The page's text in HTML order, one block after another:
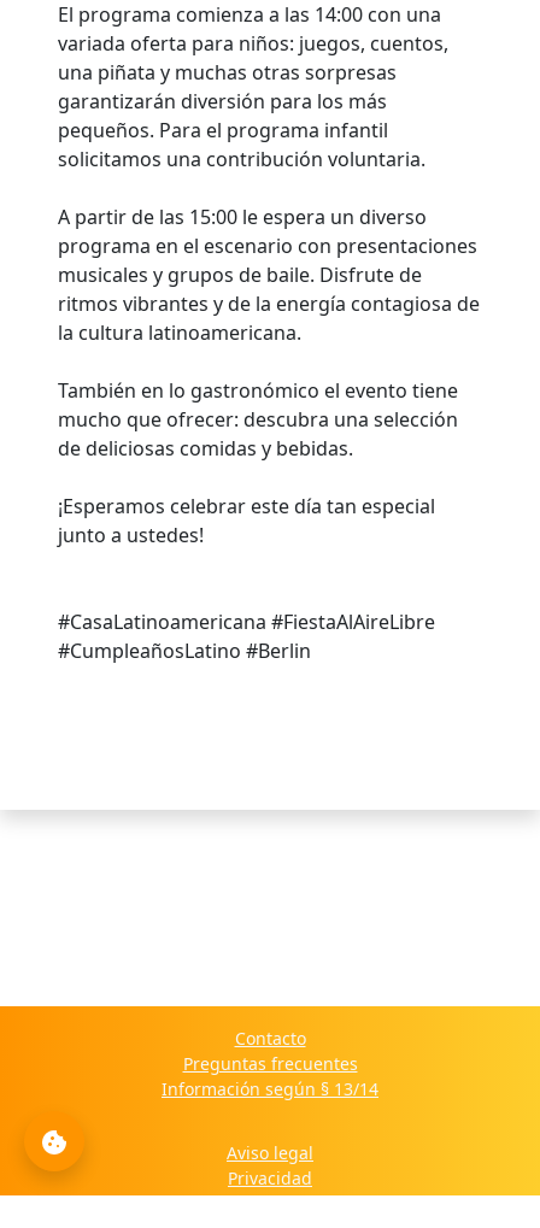
El programa comienza a las 14:00 con una
variada oferta para niños: juegos, cuentos,
una piñata y muchas otras sorpresas
garantizarán diversión para los más
pequeños. Para el programa infantil
solicitamos una contribución voluntaria.
A partir de las 15:00 le espera un diverso
programa en el escenario con presentaciones
musicales y grupos de baile. Disfrute de
ritmos vibrantes y de la energía contagiosa de
la cultura latinoamericana.
También en lo gastronómico el evento tiene
mucho que ofrecer: descubra una selección
de deliciosas comidas y bebidas.
¡Esperamos celebrar este día tan especial
junto a ustedes!
#CasaLatinoamericana #FiestaAlAireLibre
#CumpleañosLatino #Berlin
Contacto
Preguntas frecuentes
Información según § 13/14
Aviso legal
Privacidad